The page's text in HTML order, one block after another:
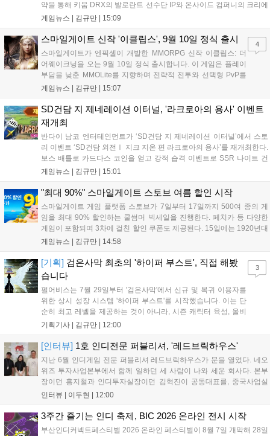
약을 통해 키움 DRX의 발로란트 선수단 IP와 온사이드 컴퍼니의 크리에
이터 네트워크를 결합하여 정규 및 특별 콘텐츠를 공동 기획한다. 또한
오프라인 연계 프로그램을 순차적으로 선보이며 e스포츠 생태계 확장에
나설 계획이다....
게임뉴스 | 김규만 15:09
스마일게이트 신작 '이클립스', 9월 10일 정식 출시
스마일게이트가 엔픽셀이 개발한 MMORPG 신작 이클립스: 더
어웨이크닝을 오는 9월 10일 정식 출시합니다. 이 게임은 플레이
부담을 낮춘 MMOLite를 지향하며 전략적 전투와 선택형 PvP를
특징으로 합니다. 현재 공식 홈페이지와 앱 마켓에서 사전등록을
니다. 또한 카카오톡 채널 추가 시 주차별 스페셜 쿠폰과 한정 스
킨, 경품 이벤트 등 풍성한 혜택을 마련해 이용자들의 기대를 모
으고 있습니다....
게임뉴스 | 김규만 15:07
4
SD건담 지 제네레이션 이터널, '라크로아의 용사' 이벤트
재개최
반다이 남코 엔터테인먼트가 ‘SD건담 지 제네레이션 이터널’에서 스토
리 이벤트 ‘SD건담 외전Ⅰ 지크 지온 편 라크로아의 용사’를 재개최한다.
보스 배틀로 카드다스 코인을 얻고 강적 습격 이벤트로 SSR 나이트 건
담을 획득할 수 있다. 로그인 보너스로 최대 다이아 3,000개를 지급하며,
원 증정한다. 또한 9월 30일까지 공식 유튜브에서 특별 프로그램을 시청
할 수 있다....
게임뉴스 | 김규만 15:01
"최대 90%" 스마일게이트 스토브 여름 할인 시작
스마일게이트 게임 플랫폼 스토브가 7일부터 17일까지 500여 종의 게
임을 최대 90% 할인하는 쿨썸머 빅세일을 진행한다. 페치카 등 다양한
게임이 포함되며 3차에 걸친 할인 쿠폰도 제공된다. 15일에는 1920년대
경성 배경의 신작 그날의 신문이 출시되며, 15일부터 17일까지는 국내
은 공식 페이지에서 확인 가능하다....
게임뉴스 | 김규만 14:58
[기획] 검은사막 최초의 '하이퍼 부스트', 직접 해봤
습니다
펄어비스는 7월 29일부터 '검은사막'에서 신규 및 복귀 이용자를
위한 상시 성장 시스템 '하이퍼 부스트'를 시작했습니다. 이는 단
순히 최고 레벨을 제공하는 것이 아니라, 시즌 캐릭터 육성, 올비
아 아카데미 수료, 아침의 나라 설화 진행 등 4단계 과정을 통해
용자는 과제를 완수하며 동(V) 투발라 장비와 검은별 무기, 카라
자드 장신구 등을 획득해 주요 콘텐츠에 진입할 수 있습니다....
기획기사 | 김규만 12:00
3
[인터뷰] 1호 인디전문 퍼블리셔, '레드브릭하우스'
지난 6월 인디게임 전문 퍼블리셔 레드브릭하우스가 문을 열었다. 네오
위즈 투자사업본부에서 함께 일하던 세 사람이 나와 세운 회사다. 본부
장이던 홍지철과 인디투자실장이던 김혁진이 공동대표를, 중국사업실
장이던 이민정이 이사를 맡았다. 출범 한 달여 만에 위메이드맥스의 전
들어왔다. 서비스 중인...
인터뷰 | 이두현 12:00
3주간 즐기는 인디 축제, BIC 2026 온라인 전시 시작
부산인디커넥트페스티벌 2026 온라인 페스티벌이 8월 7일 개막해 28일